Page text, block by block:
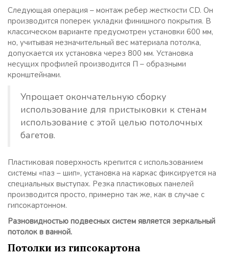
Следующая операция – монтаж ребер жесткости CD. Он
производится поперек укладки финишного покрытия. В
классическом варианте предусмотрен установки 600 мм,
но, учитывая незначительный вес материала потолка,
допускается их установка через 800 мм. Установка
несущих профилей производится П – образными
кронштейнами.
Упрощает окончательную сборку
использование для пристыковки к стенам
использование с этой целью потолочных
багетов.
Пластиковая поверхность крепится с использованием
системы «паз – шип», установка на каркас фиксируется на
специальных выступах. Резка пластиковых панелей
производится просто, примерно так же, как в случае с
гипсокартонном.
Разновидностью подвесных систем является зеркальный
потолок в ванной.
Потолки из гипсокартона